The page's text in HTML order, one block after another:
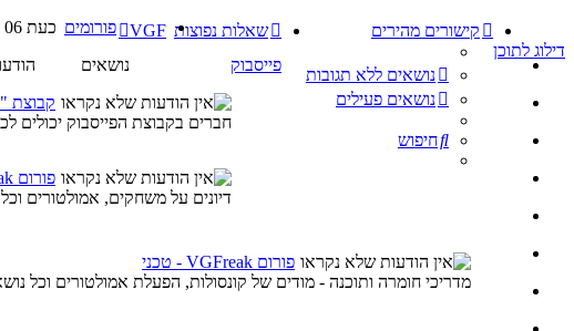
דילוג לתוכן
קישורים מהירים
נושאים ללא תגובות
נושאים פעילים
חיפוש
שאלות נפוצות VGF פורומים כעת 06 אוגוסט 2026, 15:36
פייסבוק
נושאים
קבוצת
חברים בקבוצת הפייסבוק יכולים
פורום VGFreak - כללי
דיונים על משחקים, אמולטורים
פורום VGFreak - טכני
מדריכי חומרה ותוכנה - מודים של קונסולות, הפעלת אמולטורים וכל